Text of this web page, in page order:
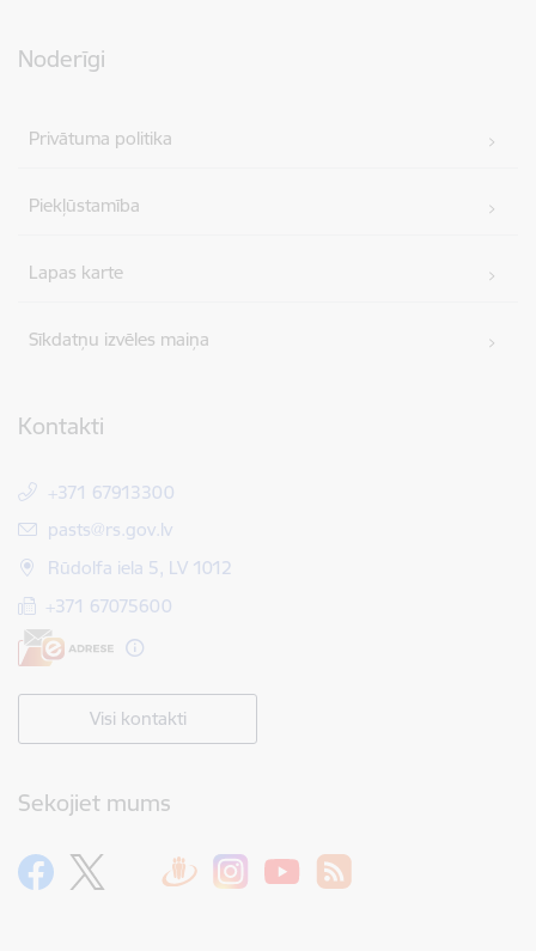
Noderīgi
Privātuma politika
Piekļūstamība
Lapas karte
Sīkdatņu izvēles maiņa
Kontakti
+371 67913300
E-pasts:
pasts@rs.gov.lv
Rūdolfa iela 5, LV 1012
+371 67075600
Visi kontakti
Sekojiet mums